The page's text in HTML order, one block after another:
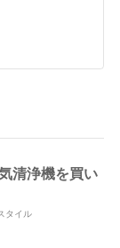
清浄機を買い
タイル